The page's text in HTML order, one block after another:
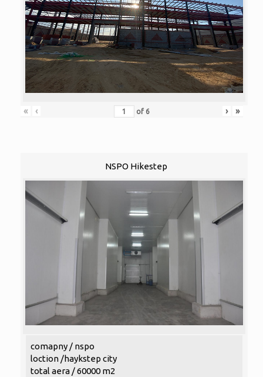
« ‹ of 6 › »
NSPO Hikestep
comapny / nspo
loction /haykstep city
total aera / 60000 m2